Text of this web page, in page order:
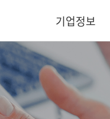
기업정보
기업개요
경영이념